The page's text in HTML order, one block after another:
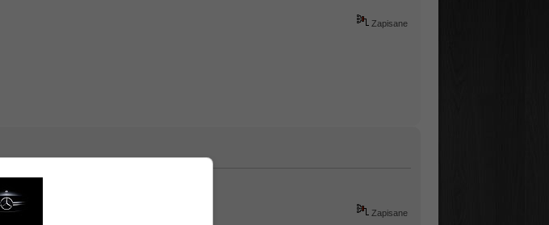
Zapisane
Zapisane